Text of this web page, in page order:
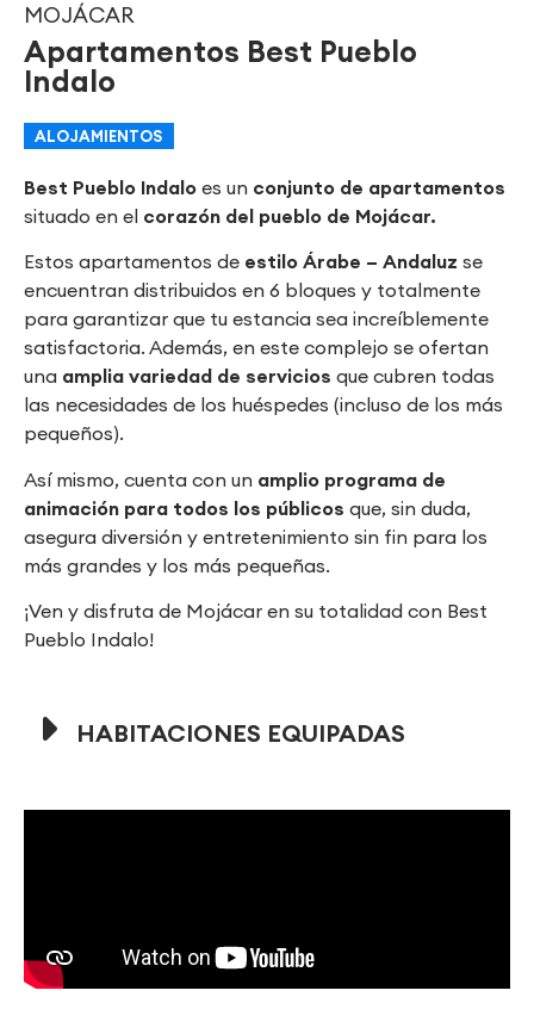
MOJÁCAR
Apartamentos Best Pueblo
Indalo
ALOJAMIENTOS
Best Pueblo Indalo es un conjunto de apartamentos
situado en el corazón del pueblo de Mojácar.
Estos apartamentos de estilo Árabe – Andaluz se
encuentran distribuidos en 6 bloques y totalmente
para garantizar que tu estancia sea increíblemente
satisfactoria. Además, en este complejo se ofertan
una amplia variedad de servicios que cubren todas
las necesidades de los huéspedes (incluso de los más
pequeños).
Así mismo, cuenta con un amplio programa de
animación para todos los públicos que, sin duda,
asegura diversión y entretenimiento sin fin para los
más grandes y los más pequeñas.
¡Ven y disfruta de Mojácar en su totalidad con Best
Pueblo Indalo!
HABITACIONES EQUIPADAS